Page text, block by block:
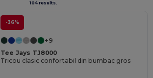
104 results.
-36%
+9
Tee Jays TJ8000
Tricou clasic confortabil din bumbac gros